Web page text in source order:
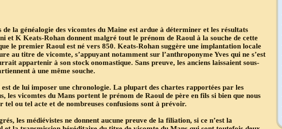
la généalogie des vicomtes du Maine est ardue à déterminer et les résultats
et K Keats-Rohan donnent malgré tout le prénom de Raoul à la souche de cette
le premier Raoul est né vers 850. Keats-Rohan suggère une implantation locale
au titre de vicomte, s’appuyant notamment sur l’anthroponyme Yves qui ne s’est
appartenir à son stock onomastique. Sans preuve, les anciens laissaient sous-
à une même souche.
de lui imposer une chronologie. La plupart des chartes rapportées par les
les vicomtes du Mans portent le prénom de Raoul de père en fils si bien que nous
tel ou tel acte et de nombreuses confusions sont à prévoir.
les médiévistes ne donnent aucune preuve de la filiation, si ce n’est la